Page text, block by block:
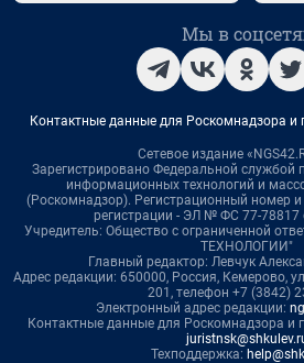
Мы в
Контактные данные для Роскомнадзора и
Сетевое издание
Зарегистрировано Федеральной службой
информационных технологий и
(Роскомнадзор). Регистрационный номер
регистрации - ЭЛ № ФС 77-78817
Учредитель: Общество с ограниченной
ТЕХНОЛОГИИ"
Главный редактор: Левчук
Адрес редакции: 650000, Россия, Кемерово,
201, телефон +7 (3842)
Электронный адрес редакции:
Контактные данные для Роскомнадзора и
Техподдержка: